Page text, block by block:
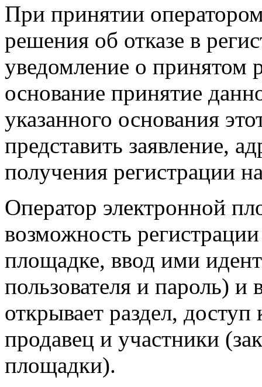
При принятии
решения об отказе в
уведомление о принятом
основание принятие
указанного основания
представить заявление,
получения регистрации
Оператор электронной
возможность
площадке, ввод ими
пользователя и пароль)
открывает раздел,
продавец и участники
площадки).